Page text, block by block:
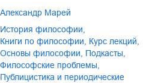
Александр Марей
история философии
книги по философии
курс лекций
основы философии
подкасты
философские проблемы
публицистика и периодические